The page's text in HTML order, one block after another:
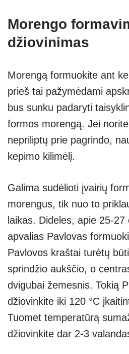
Morengo
džiovinimas
Morengą formuokite ant
prieš tai pažymėdami
bus sunku padaryti
formos morengą. Jei
nepriliptų prie pagrindo,
kepimo kilimėlį.
Galima sudėlioti įvairių
morengus, tik nuo to
laikas. Dideles, apie 25-
apvalias Pavlovas
Pavlovos kraštai turėtų
sprindžio aukščio, o
dvigubai žemesnis. Tokią
džiovinkite iki 120 °C
Tuomet temperatūrą
džiovinkite dar 2-3